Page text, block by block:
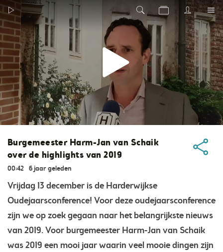
Burgemeester Harm-Jan van Schaik
over de highlights van 2019
00:42 6 jaar geleden
Vrijdag 13 december is de Harderwijkse
Oudejaarsconference! Voor deze oudejaarsconference
zijn we op zoek gegaan naar het belangrijkste nieuws
van 2019. Voor burgemeester Harm-Jan van Schaik
was 2019 een mooi jaar waarin veel mooie dingen zijn